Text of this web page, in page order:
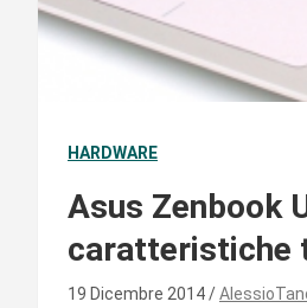
HARDWARE
Asus Zenbook
caratteristiche
19 Dicembre 2014